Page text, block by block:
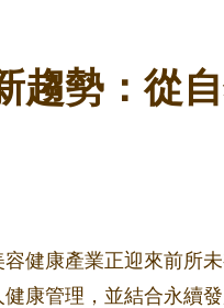
趨勢：從
健康產業正迎來前所
康管理，並結合永續